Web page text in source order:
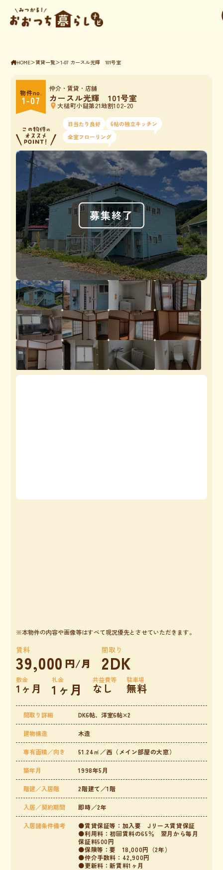
HOME＞賃貸一覧＞1-07 カースル光輝 101号室
物件no.
1-07
仲介 ・賃貸・店舗
カースル光輝 101号室
location_on 大槌町小鎚第21地割102-20
日当たり良好
6帖の独立キッチン
全室フローリング
募集終了
※本物件の内容や画像等はすべて現況優先とさせていただきます。
賃料
39,000 円/月
間取り
2DK
敷金
1ヶ月
礼金
1ヶ月
共益費等
なし
駐車場
無料
間取り詳細 DK6帖、洋室6帖×2
建物構造 木造
専有面積／向き 51.24㎡／西（メイン部屋の大窓）
築年月 1998年5月
階建／入居階 2階建て／1階
入居／契約期間 即時／2年
入居諸条件備考
●賃貸保証等：加入要 Jリース賃貸保証
●利用料：初回賃料の65％ 翌月から毎月
保証料500円
●保険等：要 18,000円（2年）
●仲介手数料：42,900円
●更新料：新賃料1ヶ月